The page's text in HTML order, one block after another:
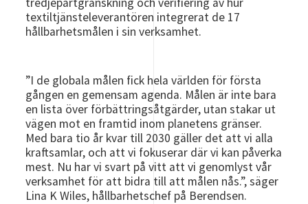
textiltjänsteleverantören integrerat de 17
hållbarhetsmålen i sin verksamhet.
”I de globala målen fick hela världen för första
gången en gemensam agenda. Målen är inte bara
en lista över förbättringsåtgärder, utan stakar ut
vägen mot en framtid inom planetens gränser.
Med bara tio år kvar till 2030 gäller det att vi alla
kraftsamlar, och att vi fokuserar där vi kan påverka
mest. Nu har vi svart på vitt att vi genomlyst vår
verksamhet för att bidra till att målen nås.”, säger
Lina K Wiles, hållbarhetschef på Berendsen.